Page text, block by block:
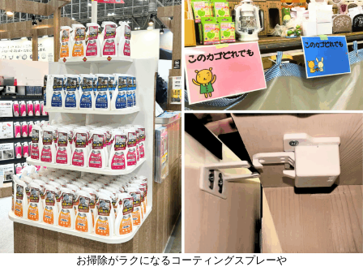
お掃除がラクになるコーティングスプレーや